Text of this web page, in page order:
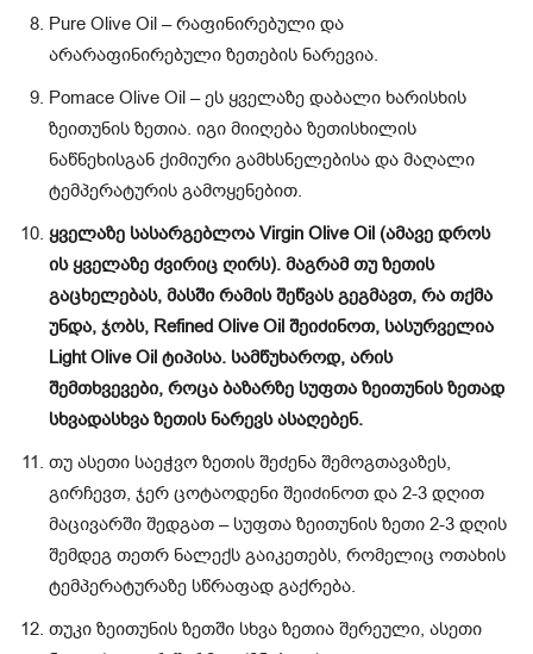
Pure Olive Oil – რაფინირებული და
არარაფინირებული ზეთების ნარევია.
Pomace Olive Oil – ეს ყველაზე დაბალი ხარისხის
ზეითუნის ზეთია. იგი მიიღება ზეთისხილის
ნაწნეხისგან ქიმიური გამხსნელებისა და მაღალი
ტემპერატურის გამოყენებით.
ყველაზე სასარგებლოა Virgin Olive Oil (ამავე დროს
ის ყველაზე ძვირიც ღირს). მაგრამ თუ ზეთის
გაცხელებას, მასში რამის შეწვას გეგმავთ, რა თქმა
უნდა, ჯობს, Refined Olive Oil შეიძინოთ, სასურველია
Light Olive Oil ტიპისა. სამწუხაროდ, არის
შემთხვევები, როცა ბაზარზე სუფთა ზეითუნის ზეთად
სხვადასხვა ზეთის ნარევს ასაღებენ.
თუ ასეთი საეჭვო ზეთის შეძენა შემოგთავაზეს,
გირჩევთ, ჯერ ცოტაოდენი შეიძინოთ და 2-3 დღით
მაცივარში შედგათ – სუფთა ზეითუნის ზეთი 2-3 დღის
შემდეგ თეთრ ნალექს გაიკეთებს, რომელიც ოთახის
ტემპერატურაზე სწრაფად გაქრება.
თუკი ზეითუნის ზეთში სხვა ზეთია შერეული, ასეთი